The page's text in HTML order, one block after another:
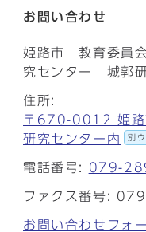
お問い合わせ
姫路市 教育委員
究センター 城郭
住所:
〒670-0012 姫路
研究センター内
別
電話番号: 079-
ファクス番号:
お問い合わせフォ